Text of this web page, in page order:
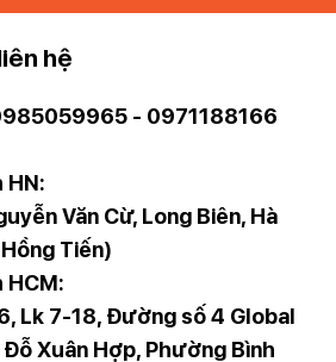
đơ 2 trong 1
hỗ trợ cắt tóc (cạo và cắt)
cạo khép
hệ
- 0971188166
HN:
Văn Cừ, Long Biên, Hà
Tiến)
HCM:
Lk 7-18, Đường số 4 Global
Xuân Hợp, Phường Bình